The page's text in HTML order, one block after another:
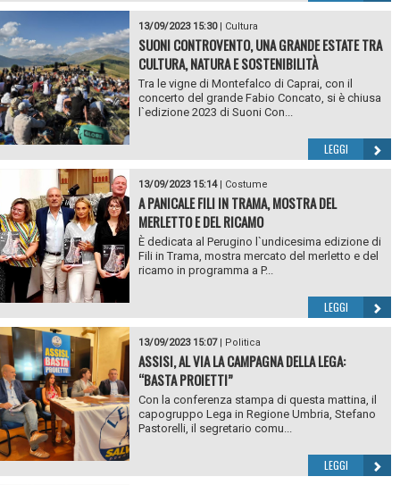
13/09/2023 15:30| Cultura
SUONI CONTROVENTO, UNA GRANDE ESTATE TRA
CULTURA, NATURA E SOSTENIBILITÀ
Tra le vigne di Montefalco di Caprai, con il
concerto del grande Fabio Concato, si è chiusa
l`edizione 2023 di Suoni Con...
LEGGI
13/09/2023 15:14| Costume
A PANICALE FILI IN TRAMA, MOSTRA DEL
MERLETTO E DEL RICAMO
È dedicata al Perugino l`undicesima edizione di
Fili in Trama, mostra mercato del merletto e del
ricamo in programma a P...
LEGGI
13/09/2023 15:07| Politica
ASSISI, AL VIA LA CAMPAGNA DELLA LEGA:
“BASTA PROIETTI”
Con la conferenza stampa di questa mattina, il
capogruppo Lega in Regione Umbria, Stefano
Pastorelli, il segretario comu...
LEGGI